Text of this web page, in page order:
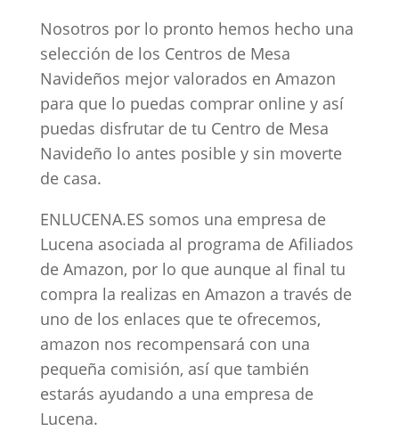
Nosotros por lo pronto hemos hecho una
selección de los Centros de Mesa
Navideños mejor valorados en Amazon
para que lo puedas comprar online y así
puedas disfrutar de tu Centro de Mesa
Navideño lo antes posible y sin moverte
de casa.
ENLUCENA.ES somos una empresa de
Lucena asociada al programa de Afiliados
de Amazon, por lo que aunque al final tu
compra la realizas en Amazon a través de
uno de los enlaces que te ofrecemos,
amazon nos recompensará con una
pequeña comisión, así que también
estarás ayudando a una empresa de
Lucena.